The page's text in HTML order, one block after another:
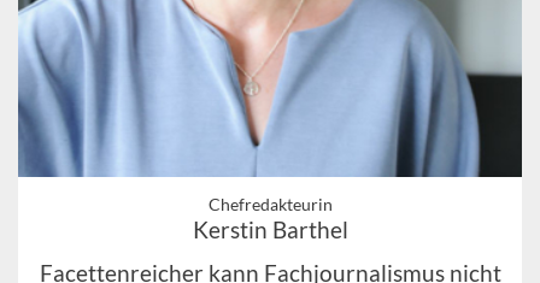
Chefredakteurin
Kerstin Barthel
Facettenreicher kann Fachjournalismus nicht